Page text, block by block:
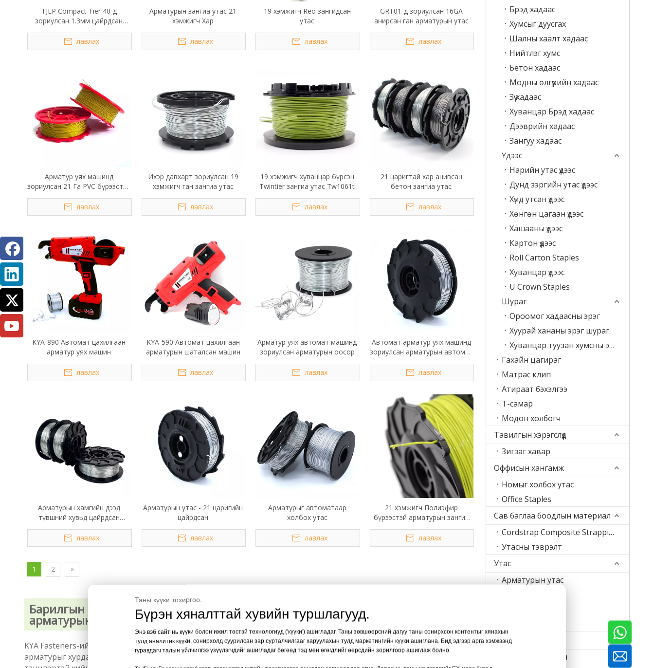
TJEP Compact Tier 40-д
зориулсан 1.3мм цайрдсан
арматурын утас
лавлах
Арматурын зангиа утас 21
хэмжигч Хар
лавлах
19 хэмжигч Reo зангидсан
утас
лавлах
GRT01-д зориулсан 16GA
анирсан ган арматурын утас
лавлах
Арматур уях машинд
зориулсан 21 Га PVC бүрээстэй
уях утас
лавлах
Ихэр давхарт зориулсан 19
хэмжигч ган зангиа утас
лавлах
19 хэмжигч хуванцар бүрсэн
Twintier зангиа утас Tw1061t
лавлах
21 царигтай хар анивсан
бетон зангиа утас
лавлах
KYA-890 Автомат цахилгаан
арматур уях машин
лавлах
KYA-590 Автомат цахилгаан
арматурын шаталсан машин
лавлах
Арматур уях автомат машинд
зориулсан арматурын оосор
лавлах
Автомат арматур уях машинд
зориулсан арматурын автомат
утас
лавлах
Арматурын хамгийн дээд
түвшний хувьд цайрдсан
арматурын уях утас 0.80мм
лавлах
Арматурын утас - 21 царигийн
цайрдсан
лавлах
Арматурыг автоматаар
холбох утас
лавлах
21 хэмжигч Полиэфир
бүрээстэй арматурын зангиа
утас
лавлах
1 2 »
Барилгын бэхэлгээний шийдэлд зориулсан үйлдвэрлэлийн цахилгаан
арматурын давхарга
KYA Fasteners-ийн цахилгаан арматур нь барилга, гүүр барих, угсармал бетон зэрэг үйлдвэрлэлийн зориулалттай
арматурыг хурдан бөгөөд үр дүнтэй холбох зориулалттай хөнгөн, авсаархан хэрэгсэл юм. Тав тухтай атгах,
Брэд хадаас
Хумсыг дуусгах
Шалны хаалт хадаас
Нийтлэг хумс
Бетон хадаас
Модны өлгүүрийн хадаас
Зүү хадаас
Хуванцар Брэд хадаас
Дээврийн хадаас
Зангуу хадаас
Үдээс
Нарийн утас үдээс
Дунд зэргийн утас үдээс
Хүнд утсан үдээс
Хөнгөн цагаан үдээс
Хашааны үдээс
Картон үдээс
Roll Carton Staples
Хуванцар үдээс
U Crown Staples
Шураг
Ороомог хадаасны эрэг
Хуурай хананы эрэг шураг
Хуванцар туузан хумсны эрэг
Гахайн цагираг
Матрас клип
Атираат бэхэлгээ
T-самар
Модон холбогч
Тавилгын хэрэгслүүд
Зигзаг хавар
Оффисын хангамж
Номыг холбох утас
Office Staples
Сав баглаа боодлын материал
Cordstrap Composite Strapping
Утасны тэврэлт
Утас
Арматурын утас
Машин
Хумс хийх машин
Таны күүки тохиргоо.
Бүрэн хяналттай хувийн туршлагууд.
Энэ вэб сайт нь күүки болон ижил төстэй технологиуд ('күүки') ашигладаг. Таны зөвшөөрсний дагуу таны сонирхсон контентыг хянахын
тулд аналитик күүки, сонирхолд суурилсан зар сурталчилгааг харуулахын тулд маркетингийн күүки ашиглана. Бид эдгээр арга хэмжээнд
гуравдагч талын үйлчилгээ үзүүлэгчдийг ашигладаг бөгөөд тэд мөн өгөгдлийг өөрсдийн зорилгоор ашиглаж болно.